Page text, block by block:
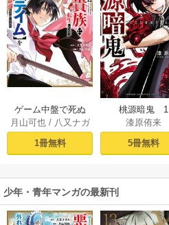
ゲーム中盤で死ぬ
悪役貴族に転生し
たので、外れスキ
ル【テイム】を駆
してみた（１）
月山可也/ 八又ナガ
ト
1冊無料
桃源暗鬼 1
漆原侑来
5冊無料
少年・青年マンガの最新刊